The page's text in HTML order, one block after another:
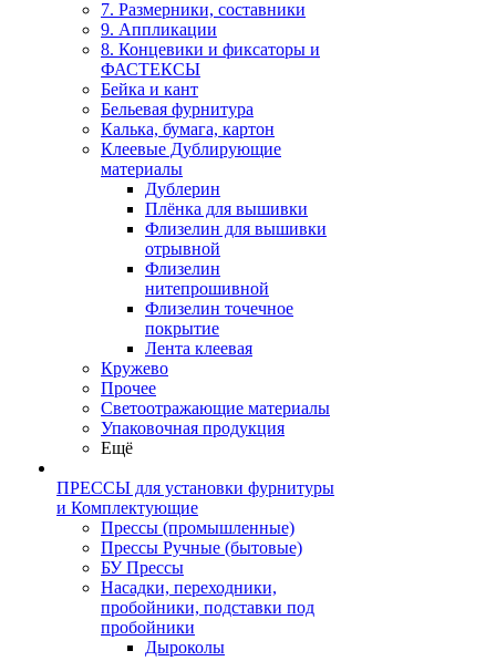
7. Размерники, составники
9. Аппликации
8. Концевики и фиксаторы и
ФАСТЕКСЫ
Бейка и кант
Бельевая фурнитура
Калька, бумага, картон
Клеевые Дублирующие
материалы
Дублерин
Плёнка для вышивки
Флизелин для вышивки
отрывной
Флизелин
нитепрошивной
Флизелин точечное
покрытие
Лента клеевая
Кружево
Прочее
Светоотражающие материалы
Упаковочная продукция
Ещё
ПРЕССЫ для установки фурнитуры
и Комплектующие
Прессы (промышленные)
Прессы Ручные (бытовые)
БУ Прессы
Насадки, переходники,
пробойники, подставки под
пробойники
Дыроколы